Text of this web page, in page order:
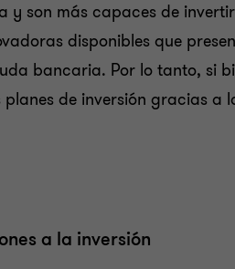
y son más capaces de
disponibles que
bancaria. Por lo tanto, si
planes de inversión gracias
a la inversión